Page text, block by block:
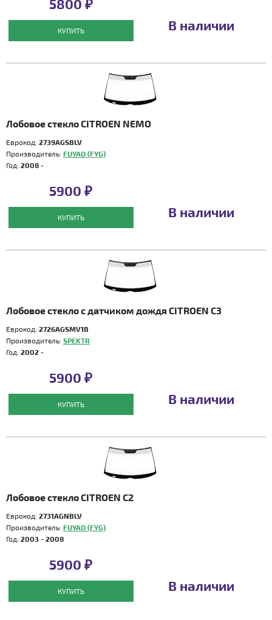
5800 ₽
КУПИТЬ В наличии
Лобовое стекло CITROEN NEMO
Еврокод: 2739AGSBLV
Производитель: FUYAO (FYG)
Год: 2008 -
5900 ₽
КУПИТЬ В наличии
Лобовое стекло с датчиком дождя CITROEN C3
Еврокод: 2726AGSMV1B
Производитель: SPEKTR
Год: 2002 -
5900 ₽
КУПИТЬ В наличии
Лобовое стекло CITROEN C2
Еврокод: 2731AGNBLV
Производитель: FUYAO (FYG)
Год: 2003 - 2008
5900 ₽
КУПИТЬ В наличии